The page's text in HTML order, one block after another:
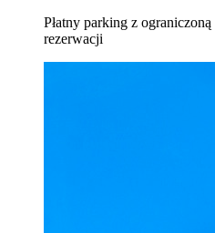
Płatny parking z
rezerwacji